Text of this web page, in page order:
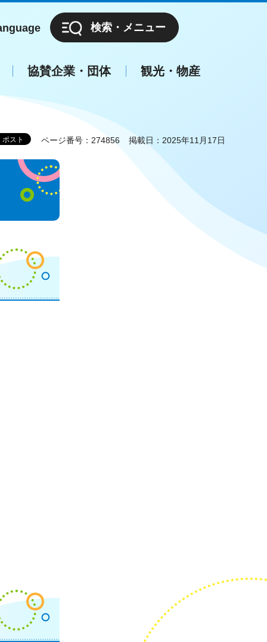
検索・メニュー
協賛企業・団体 観光・物産
ページ番号：274856 掲載日：2025年11月17日